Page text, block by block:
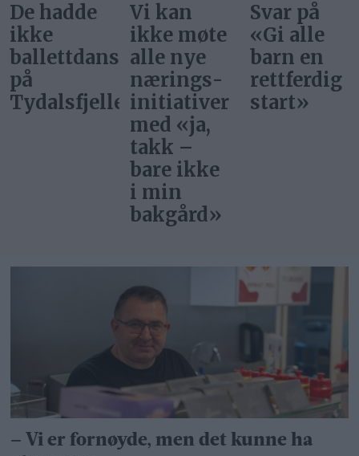
De hadde
ikke
ballettdansere
på
Tydalsfjellet
Vi kan
ikke møte
alle nye
nærings­
initiativer
med «ja,
takk –
bare ikke
i min
bakgård»
Svar på
«Gi alle
barn en
rettferdig
start»
– Vi er fornøyde, men det kunne ha